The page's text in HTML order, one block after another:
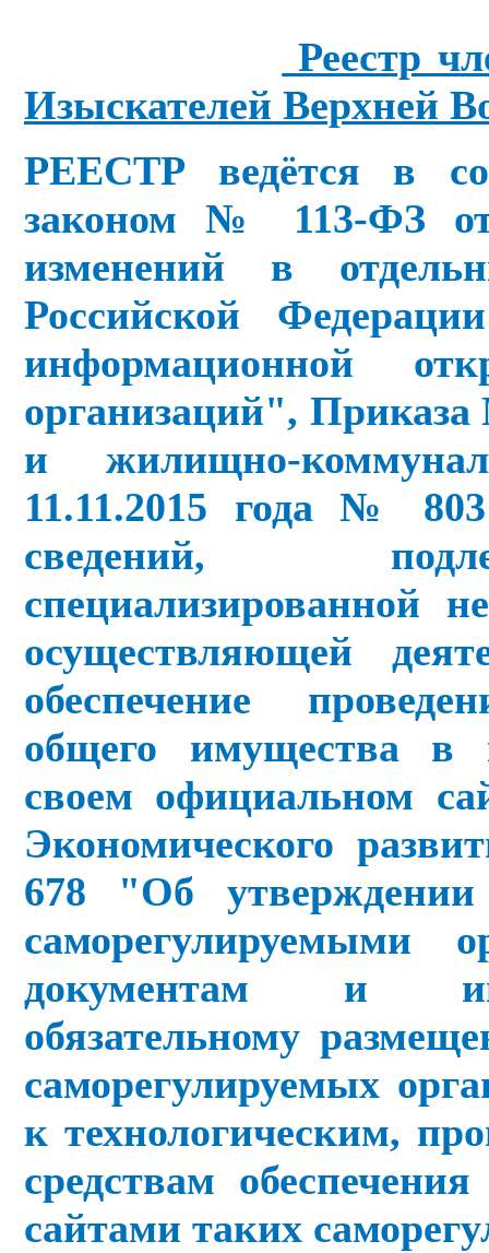
Реестр
Изыскателей Верхней
РЕЕСТР ведётся в
законом № 113-ФЗ
изменений в
Российской
информационной
организаций", Приказа
и жилищно-
11.11.2015 года №
сведений,
специализированной
осуществляющей
обеспечение
общего имущества в
своем официальном
Экономического
678 "Об утверждении
саморегулируемыми
документам и
обязательному
саморегулируемых
к технологическим,
средствам
сайтами таких